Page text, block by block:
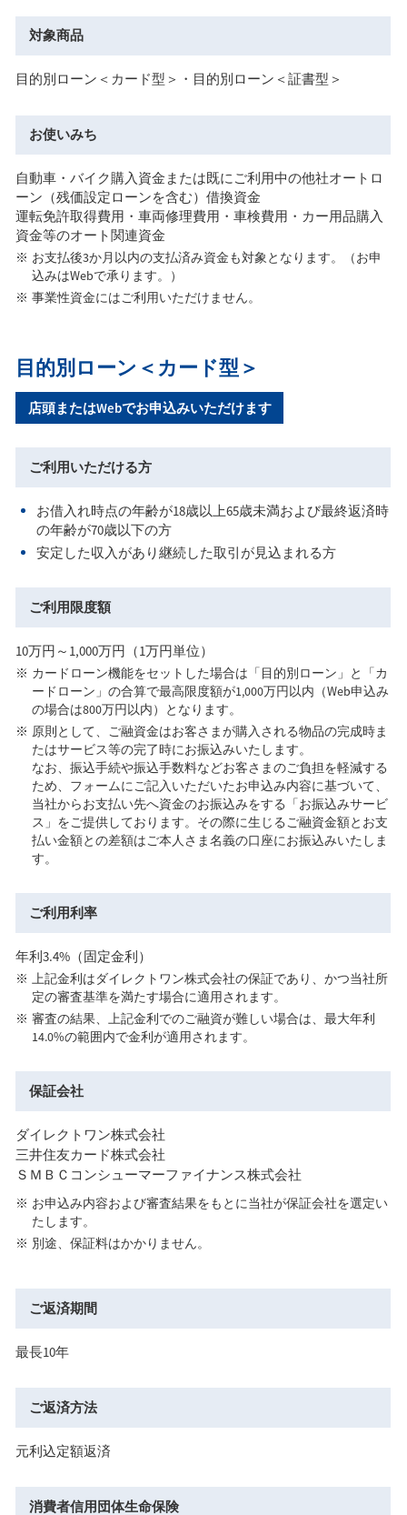
対象商品
目的別ローン＜カード型＞・目的別ローン＜証書型＞
お使いみち
自動車・バイク購入資金または既にご利用中の他社オートロ
ーン（残価設定ローンを含む）借換資金
運転免許取得費用・車両修理費用・車検費用・カー用品購入
資金等のオート関連資金
お支払後3か月以内の支払済み資金も対象となります。（お申
込みはWebで承ります。）
事業性資金にはご利用いただけません。
目的別ローン＜カード型＞
店頭またはWebでお申込みいただけます
ご利用いただける方
お借入れ時点の年齢が18歳以上65歳未満および最終返済時
の年齢が70歳以下の方
安定した収入があり継続した取引が見込まれる方
ご利用限度額
10万円～1,000万円（1万円単位）
カードローン機能をセットした場合は「目的別ローン」と「カ
ードローン」の合算で最高限度額が1,000万円以内（Web申込み
の場合は800万円以内）となります。
原則として、ご融資金はお客さまが購入される物品の完成時ま
たはサービス等の完了時にお振込みいたします。
なお、振込手続や振込手数料などお客さまのご負担を軽減する
ため、フォームにご記入いただいたお申込み内容に基づいて、
当社からお支払い先へ資金のお振込みをする「お振込みサービ
ス」をご提供しております。その際に生じるご融資金額とお支
払い金額との差額はご本人さま名義の口座にお振込みいたしま
す。
ご利用利率
年利3.4%（固定金利）
上記金利はダイレクトワン株式会社の保証であり、かつ当社所
定の審査基準を満たす場合に適用されます。
審査の結果、上記金利でのご融資が難しい場合は、最大年利
14.0%の範囲内で金利が適用されます。
保証会社
ダイレクトワン株式会社
三井住友カード株式会社
ＳＭＢＣコンシューマーファイナンス株式会社
お申込み内容および審査結果をもとに当社が保証会社を選定い
たします。
別途、保証料はかかりません。
ご返済期間
最長10年
ご返済方法
元利込定額返済
消費者信用団体生命保険